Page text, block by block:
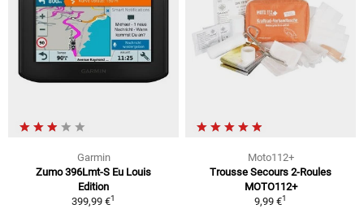
Garmin
Zumo 396Lmt-S Eu Louis
Edition
399,99 €1
Moto112+
Trousse Secours 2-Roules
MOTO112+
9,99 €1